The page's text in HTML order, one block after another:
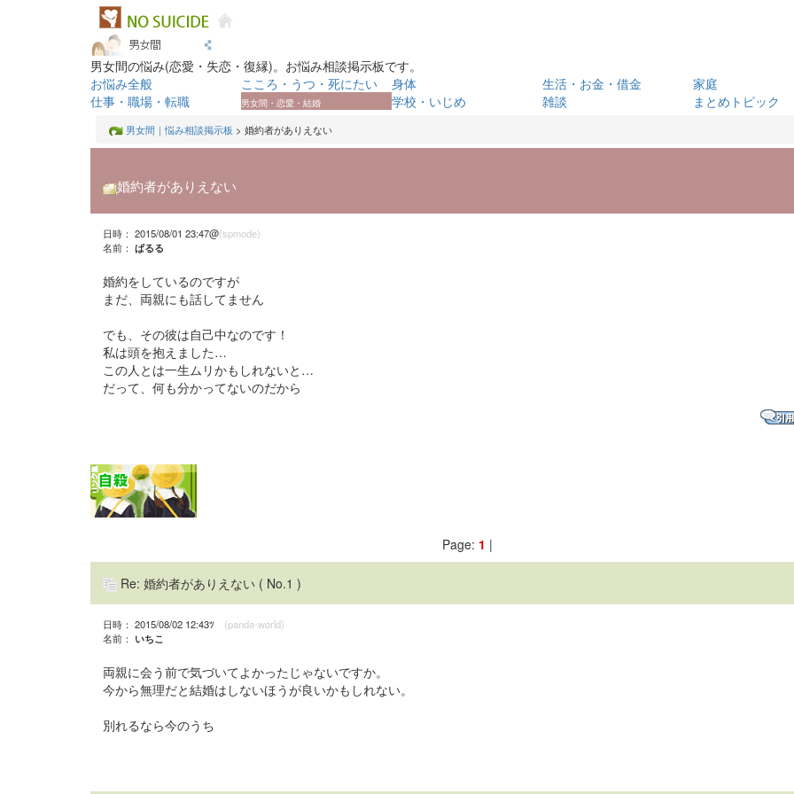
男女間の悩み(恋愛・失恋・復縁)。お悩み相談掲示板です。
お悩み全般
こころ・うつ・死にたい 身体 生活・お金・借金
家庭
仕事・職場・転職
男女間・恋愛・結婚 学校・いじめ 雑談 まとめトピック
男女間｜悩み相談掲示板 > 婚約者がありえない
婚約者がありえない
日時： 2015/08/01 23:47@(spmode)
名前： ぱるる
婚約をしているのですが
まだ、両親にも話してません
でも、その彼は自己中なのです！
私は頭を抱えました…
この人とは一生ムリかもしれないと…
だって、何も分かってないのだから
Page: 1 |
Re: 婚約者がありえない ( No.1 )
日時： 2015/08/02 12:43ﾂ (panda-world)
名前： いちこ
両親に会う前で気づいてよかったじゃないですか。
今から無理だと結婚はしないほうが良いかもしれない。
別れるなら今のうち